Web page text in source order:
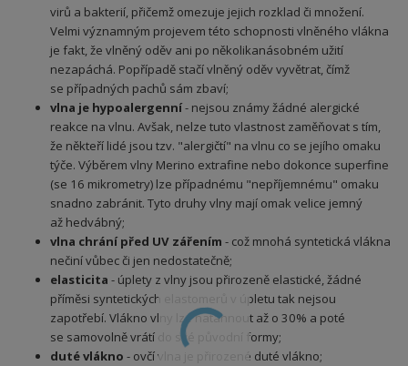
virů a bakterií, přičemž omezuje jejich rozklad či množení.
Velmi významným projevem této schopnosti vlněného vlákna
je fakt, že vlněný oděv ani po několikanásobném užití
nezapáchá. Popřípadě stačí vlněný oděv vyvětrat, čímž
se případných pachů sám zbaví;
vlna je hypoalergenní- nejsou známy žádné alergické
reakce na vlnu. Avšak, nelze tuto vlastnost zaměňovat s tím,
že někteří lidé jsou tzv. "alergičtí" na vlnu co se jejího omaku
týče. Výběrem vlny Merino extrafine nebo dokonce superfine
(se 16 mikrometry) lze případnému "nepříjemnému" omaku
snadno zabránit. Tyto druhy vlny mají omak velice jemný
až hedvábný;
vlna chrání před UV zářením - což mnohá syntetická vlákna
nečiní vůbec či jen nedostatečně;
elasticita - úplety z vlny jsou přirozeně elastické, žádné
příměsi syntetických elastomerů v úpletu tak nejsou
zapotřebí. Vlákno vlny lze natáhnout až o 30% a poté
se samovolně vrátí do své původní formy;
duté vlákno - ovčí vlna je přirozené duté vlákno;